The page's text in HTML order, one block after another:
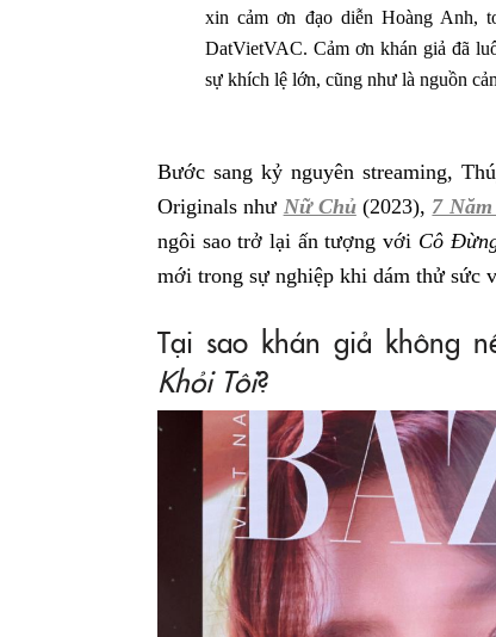
xin cảm ơn đạo diễn Hoàng Anh,
DatVietVAC. Cảm ơn khán giả đã
sự khích lệ lớn, cũng như là nguồn
Bước sang kỷ nguyên streaming,
Originals như Nữ Chủ(2023), 7
ngôi sao trở lại ấn tượng với Cô
mới trong sự nghiệp khi dám thử sức
Tại sao khán giả không
Khỏi Tôi?